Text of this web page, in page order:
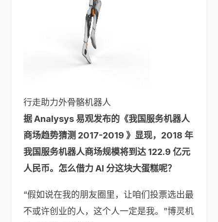
行走助力外骨骼机器人
据 Analysys 易观发布的《我国服务机器人
商场趋势猜测 2017-2019 》显现，2018 年
我国服务机器人商场规模将到达 122.9 亿元
人民币。怎么借力 AI 分这块大蛋糕呢？
“假如说在我的朋友圈里，让咱们投票选出最
不或许创业的人，这个人一定是我。”博灵机